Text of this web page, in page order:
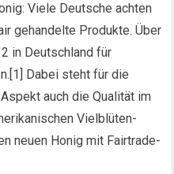
Viele Deutsche achten
gehandelte Produkte. Über
in Deutschland für
Dabei steht für die
auch die Qualität im
Vielblüten-
neuen Honig mit Fairtrade-